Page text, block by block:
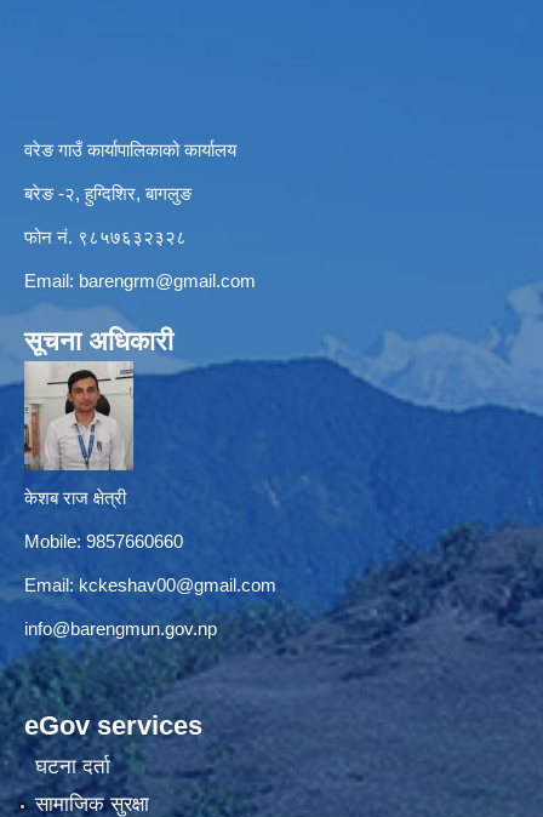
वरेङ गाउँ कार्यापालिकाको कार्यालय
बरेङ -२, हुग्दिशिर, बागलुङ
फोन नं. ९८५७६३२३२८
Email: barengrm@gmail.com
सूचना अधिकारी
केशब राज क्षेत्री
Mobile: 9857660660
Email: kckeshav00@gmail.com
info@barengmun.gov.np
eGov services
घटना दर्ता
सामाजिक सुरक्षा